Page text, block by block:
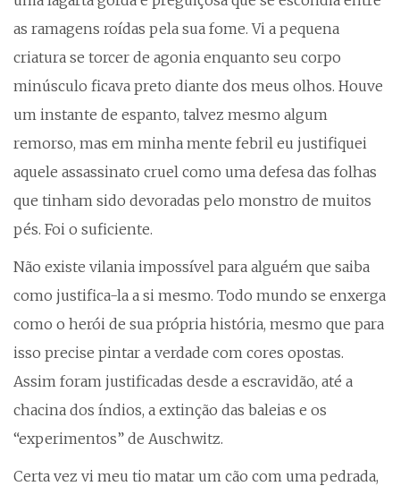
as ramagens roídas pela sua fome. Vi a pequena
criatura se torcer de agonia enquanto seu corpo
minúsculo ficava preto diante dos meus olhos. Houve
um instante de espanto, talvez mesmo algum
remorso, mas em minha mente febril eu justifiquei
aquele assassinato cruel como uma defesa das folhas
que tinham sido devoradas pelo monstro de muitos
pés. Foi o suficiente.
Não existe vilania impossível para alguém que saiba
como justifica-la a si mesmo. Todo mundo se enxerga
como o herói de sua própria história, mesmo que para
isso precise pintar a verdade com cores opostas.
Assim foram justificadas desde a escravidão, até a
chacina dos índios, a extinção das baleias e os
“experimentos” de Auschwitz.
Certa vez vi meu tio matar um cão com uma pedrada,